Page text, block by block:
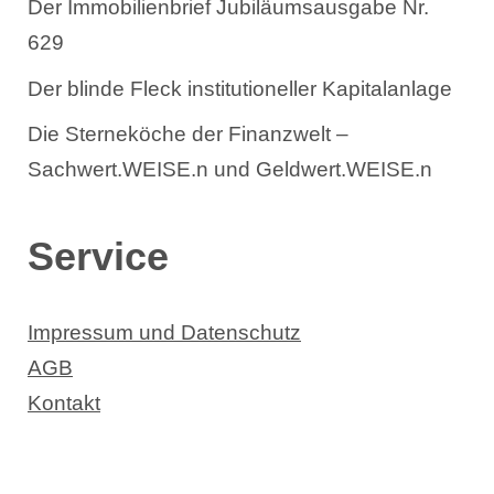
Der Immobilienbrief Jubiläumsausgabe Nr.
629
Der blinde Fleck institutioneller Kapitalanlage
Die Sterneköche der Finanzwelt –
Sachwert.WEISE.n und Geldwert.WEISE.n
Service
Impressum und Datenschutz
AGB
Kontakt